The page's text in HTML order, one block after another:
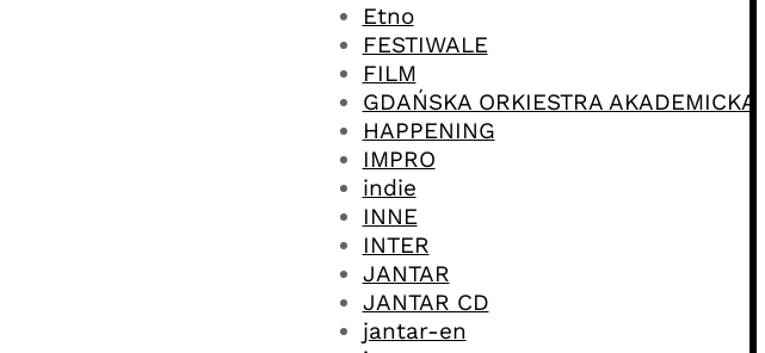
Etno
FESTIWALE
FILM
GDAŃSKA ORKIESTRA AKADEMICKA
HAPPENING
IMPRO
indie
INNE
INTER
JANTAR
JANTAR CD
jantar-en